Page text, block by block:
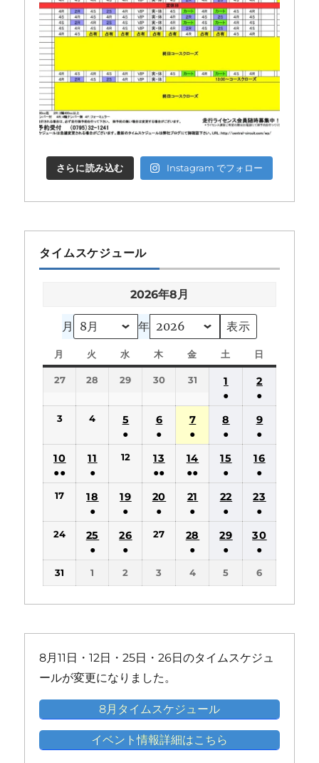
さらに読み込む Instagram でフォロー
タイムスケジュール
2026年8月
月 年
月
曜
日
火
曜
日
水
曜
日
木
曜
日
金
曜
土
曜
日
曜
27 28 29 30 31
1
●
(1
件
の
イ
ベ
ン
ト)
2
●
(1
件
の
イ
ベ
ン
ト)
3 4
5
●
(1
の
イ
ベ
ン
ト)
6
●
(1
件
の
イ
ベ
ン
7
●
(1
件
の
イ
ベ
ン
ト)
8
●
(1
件
の
イ
ベ
ン
ト)
9
●
(1
件
の
イ
ベ
ン
ト)
10
●●
(2
の
イ
ン
ト)
11
●
(1
件
の
イ
ベ
ン
ト)
12
13
●●
(2
件
の
イ
ン
ト)
14
●●
(2
件
の
イ
ベ
ン
ト)
15
●
(1
件
の
イ
ベ
ン
ト)
16
●
(1
件
の
イ
ベ
ン
ト)
17
18
●
(1
件
イ
ン
19
●
(1
件
イ
ン
20
●
(1
イ
ン
21
●
(1
件
イ
ン
22
●
(1
件
イ
ン
23
●
(1
件
イ
ン
24
25
●
ト)
26
●
ト)
27
28
●
ト)
29
●
ト)
30
●
ト)
31 1 2 3 4 5 6
8月11日・12日・25日・26日のタイムスケジュ
ールが変更になりました。
8月タイムスケジュール
イベント情報詳細はこちら